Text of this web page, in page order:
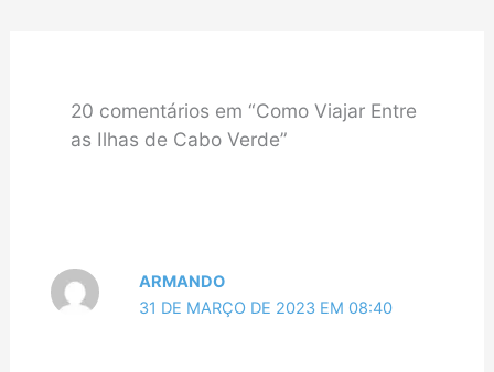
20 comentários em “Como Viajar Entre
as Ilhas de Cabo Verde”
ARMANDO
31 DE MARÇO DE 2023 EM 08:40